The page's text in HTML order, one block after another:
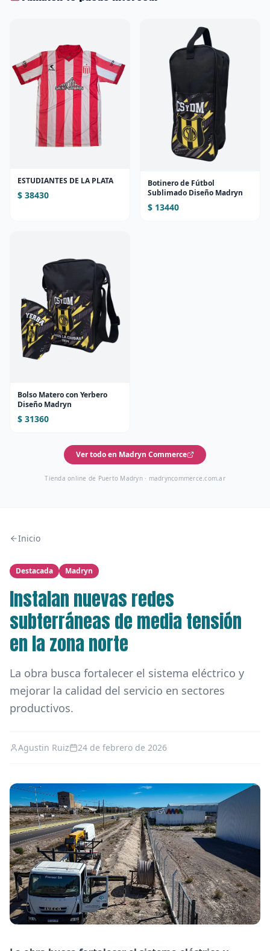
ESTUDIANTES DE LA PLATA
$ 38430
Botinero de Fútbol
Sublimado Diseño Madryn
$ 13440
Bolso Matero con Yerbero
Diseño Madryn
$ 31360
Ver todo en Madryn Commerce
Tienda online de Puerto Madryn · madryncommerce.com.ar
Inicio
Destacada Madryn
Instalan nuevas redes
subterráneas de media tensión
en la zona norte
La obra busca fortalecer el sistema eléctrico y
mejorar la calidad del servicio en sectores
productivos.
Agustin Ruiz 24 de febrero de 2026